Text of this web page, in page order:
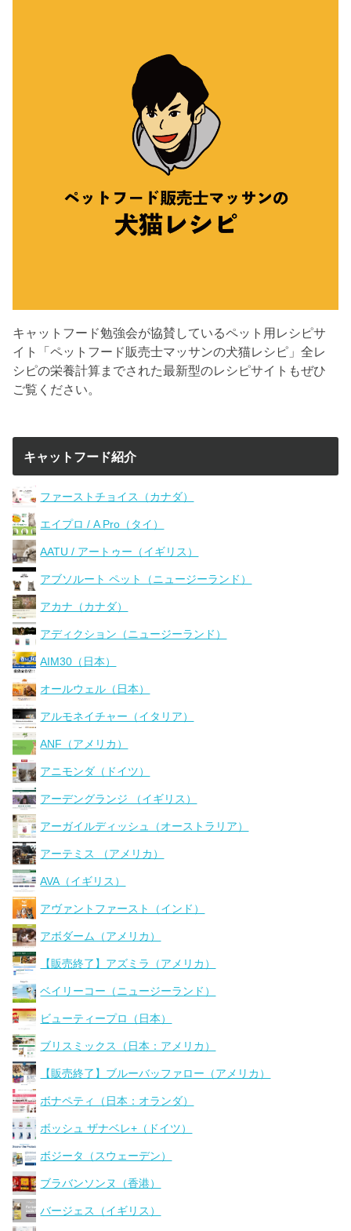
キャットフード勉強会が協賛しているペット用レシピサ
イト「ペットフード販売士マッサンの犬猫レシピ」全レ
シピの栄養計算までされた最新型のレシピサイトもぜひ
ご覧ください。
キャットフード紹介
ファーストチョイス（カナダ）
エイプロ / A Pro（タイ）
AATU / アートゥー（イギリス）
アブソルート ペット（ニュージーランド）
アカナ（カナダ）
アディクション（ニュージーランド）
AIM30（日本）
オールウェル（日本）
アルモネイチャー（イタリア）
ANF（アメリカ）
アニモンダ（ドイツ）
アーデングランジ （イギリス）
アーガイルディッシュ（オーストラリア）
アーテミス （アメリカ）
AVA（イギリス）
アヴァントファースト（インド）
アボダーム（アメリカ）
【販売終了】アズミラ（アメリカ）
ベイリーコー（ニュージーランド）
ビューティープロ（日本）
ブリスミックス（日本：アメリカ）
【販売終了】ブルーバッファロー（アメリカ）
ボナペティ（日本：オランダ）
ボッシュ ザナベレ+（ドイツ）
ボジータ（スウェーデン）
ブラバンソンヌ（香港）
バージェス（イギリス）